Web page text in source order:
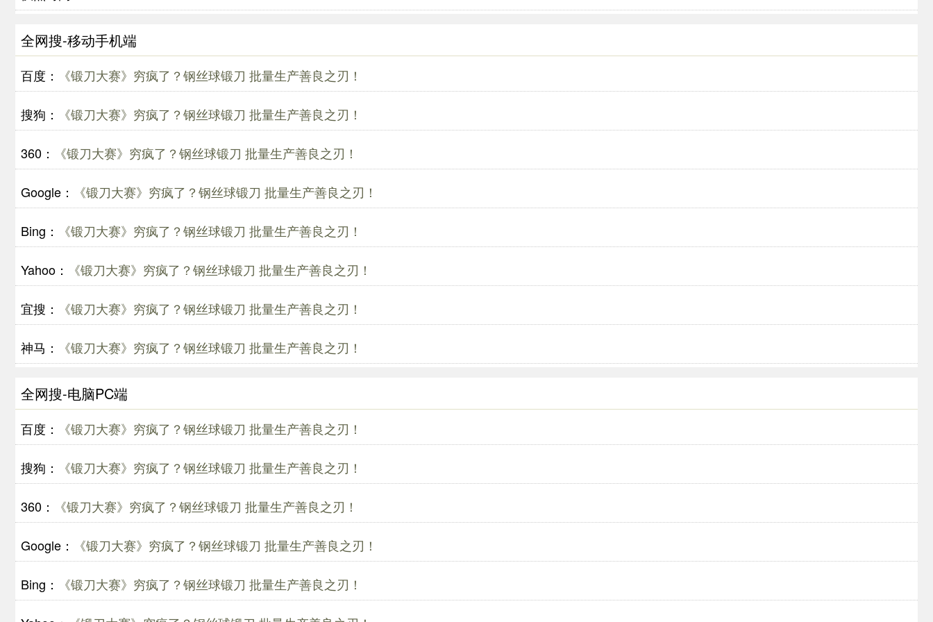
全网搜-移动手机端
百度： 《锻刀大赛》穷疯了？钢丝球锻刀 批量生产善良之刃！
搜狗： 《锻刀大赛》穷疯了？钢丝球锻刀 批量生产善良之刃！
360： 《锻刀大赛》穷疯了？钢丝球锻刀 批量生产善良之刃！
Google： 《锻刀大赛》穷疯了？钢丝球锻刀 批量生产善良之刃！
Bing： 《锻刀大赛》穷疯了？钢丝球锻刀 批量生产善良之刃！
Yahoo： 《锻刀大赛》穷疯了？钢丝球锻刀 批量生产善良之刃！
宜搜： 《锻刀大赛》穷疯了？钢丝球锻刀 批量生产善良之刃！
神马： 《锻刀大赛》穷疯了？钢丝球锻刀 批量生产善良之刃！
全网搜-电脑PC端
百度： 《锻刀大赛》穷疯了？钢丝球锻刀 批量生产善良之刃！
搜狗： 《锻刀大赛》穷疯了？钢丝球锻刀 批量生产善良之刃！
360： 《锻刀大赛》穷疯了？钢丝球锻刀 批量生产善良之刃！
Google： 《锻刀大赛》穷疯了？钢丝球锻刀 批量生产善良之刃！
Bing： 《锻刀大赛》穷疯了？钢丝球锻刀 批量生产善良之刃！